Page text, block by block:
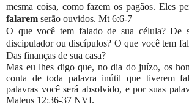
mesma coisa, como fazem os pagãos. Eles
falarem serão ouvidos. Mt 6:6-7
O que você tem falado de sua célula? De
discipulador ou discípulos? O que você tem
Das finanças de sua casa?
Mas eu lhes digo que, no dia do juízo, os
conta de toda palavra inútil que tiverem
palavras você será absolvido, e por suas
Mateus 12:36-37 NVI.